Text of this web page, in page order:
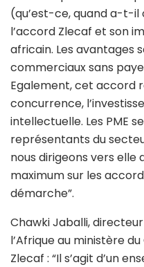
(qu’est-ce, quand a-t-
l’accord Zlecaf et son
africain. Les avantages
commerciaux sans
Egalement, cet accord
concurrence,
intellectuelle. Les PME
représentants du
nous dirigeons vers elle
maximum sur les
démarche”.
Chawki Jaballi,
l’Afrique au ministère
Zlecaf : “Il s’agit d’un